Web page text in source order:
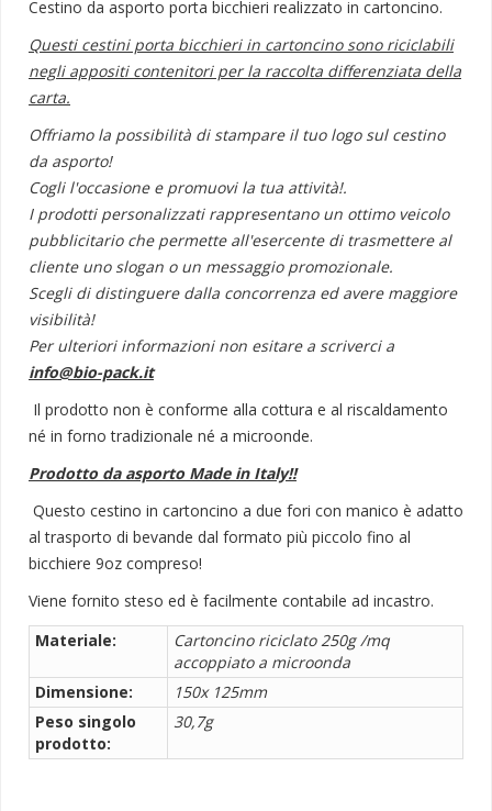
Cestino da asporto porta bicchieri realizzato in cartoncino.
Questi cestini porta bicchieri in cartoncino sono riciclabili
negli appositi contenitori per la raccolta differenziata della
carta.
Offriamo la possibilità di stampare il tuo logo sul cestino
da asporto!
Cogli l'occasione e promuovi la tua attività!.
I prodotti personalizzati rappresentano un ottimo veicolo
pubblicitario che permette all'esercente di trasmettere al
cliente uno slogan o un messaggio promozionale.
Scegli di distinguere dalla concorrenza ed avere maggiore
visibilità!
Per ulteriori informazioni non esitare a scriverci a
info@bio-pack.it
Il prodotto non è conforme alla cottura e al riscaldamento
né in forno tradizionale né a microonde.
Prodotto da asporto Made in Italy!!
Questo cestino in cartoncino a due fori con manico è adatto
al trasporto di bevande dal formato più piccolo fino al
bicchiere 9oz compreso!
Viene fornito steso ed è facilmente contabile ad incastro.
Materiale:
Cartoncino riciclato 250g /mq
accoppiato a microonda
Dimensione:
150x 125mm
Peso singolo
prodotto:
30,7g